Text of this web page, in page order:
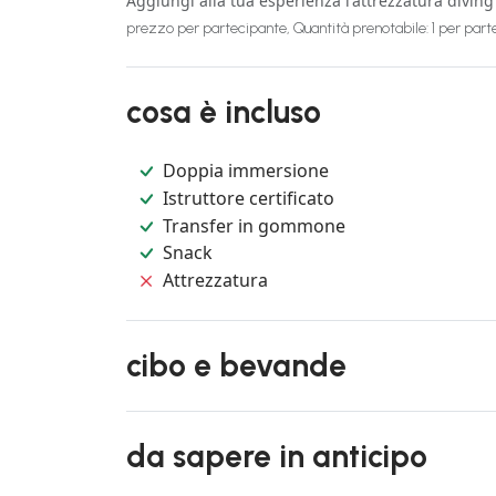
prezzo per partecipante, Quantità prenotabile: 1 per
cosa è incluso
Doppia immersione
Istruttore certificato
Transfer in gommone
Snack
Attrezzatura
cibo e bevande
da sapere in anticipo